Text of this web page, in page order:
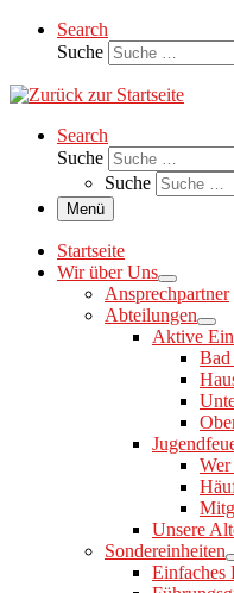
Search
Suche
Search
Suche
Suche
Menü
Startseite
Wir über Uns
Ansprechpartner
Abteilungen
Aktive
Bad
Unsere
Sondereinheiten
Einfaches